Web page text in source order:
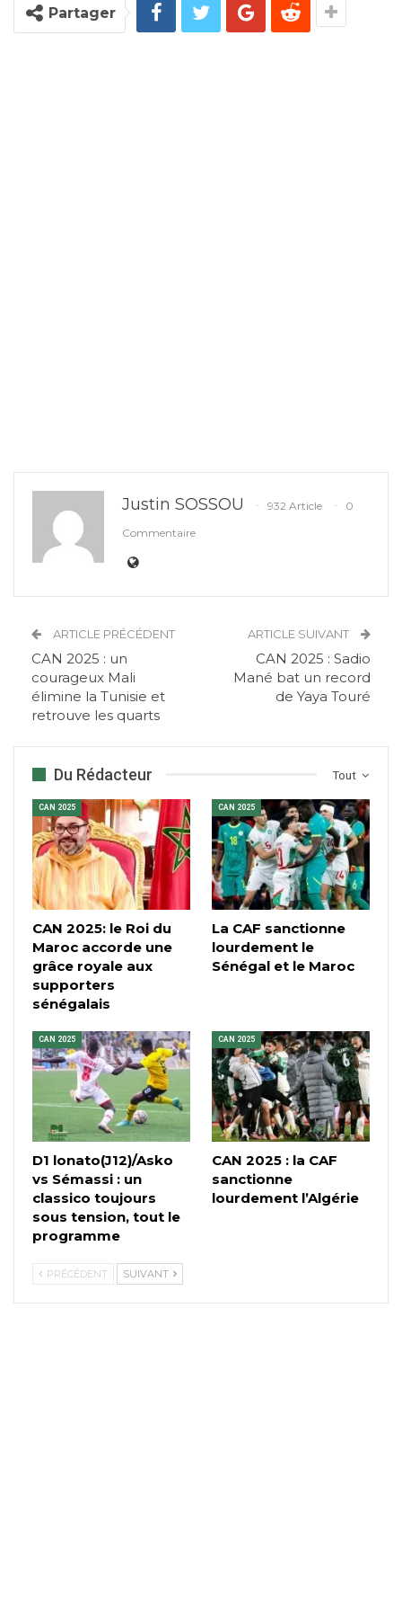
Partager
Justin SOSSOU 932 Article
0
Commentaire
ARTICLE PRÉCÉDENT
CAN 2025 : un
courageux Mali
élimine la Tunisie et
retrouve les quarts
ARTICLE SUIVANT
CAN 2025 : Sadio
Mané bat un record
de Yaya Touré
Tout
Du Rédacteur
CAN 2025
CAN 2025: le Roi du
Maroc accorde une
grâce royale aux
supporters
sénégalais
CAN 2025
La CAF sanctionne
lourdement le
Sénégal et le Maroc
CAN 2025
D1 lonato(J12)/Asko
vs Sémassi : un
classico toujours
sous tension, tout le
programme
CAN 2025
CAN 2025 : la CAF
sanctionne
lourdement l’Algérie
PRÉCÉDENT SUIVANT